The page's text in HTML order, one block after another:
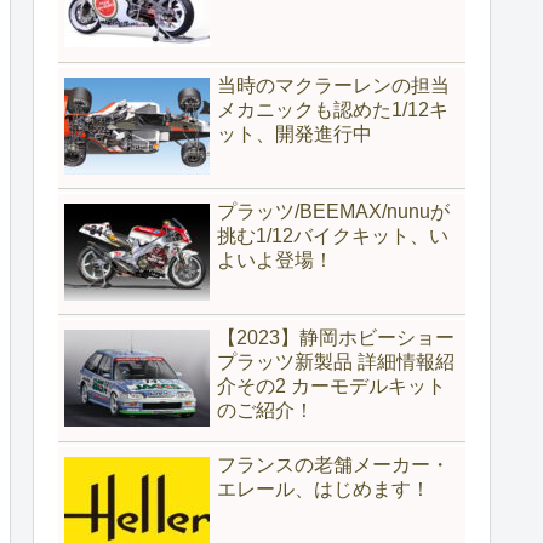
当時のマクラーレンの担当
メカニックも認めた1/12キ
ット、開発進行中
プラッツ/BEEMAX/nunuが
挑む1/12バイクキット、い
よいよ登場！
【2023】静岡ホビーショー
プラッツ新製品 詳細情報紹
介その2 カーモデルキット
のご紹介！
フランスの老舗メーカー・
エレール、はじめます！